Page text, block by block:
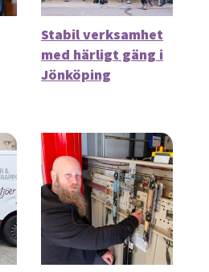
Stabil verksamhet
med härligt gäng i
Jönköping